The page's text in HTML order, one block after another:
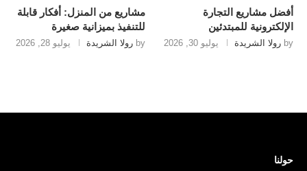
أفضل مشاريع التجارة
الإلكترونية للمبتدئين
by رولا الشريدة يوليو 30, 2026
مشاريع من المنزل: أفكار قابلة
للتنفيذ بميزانية صغيرة
by رولا الشريدة يوليو 28, 2026
حولنا